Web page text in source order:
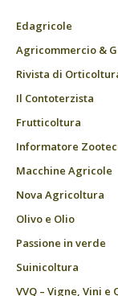
Edagricole
Agricommercio &
Rivista di
Il Contoterzista
Frutticoltura
Informatore
Macchine Agricole
Nova Agricoltura
Olivo e Olio
Passione in verde
Suinicoltura
VVQ – Vigne, Vini e